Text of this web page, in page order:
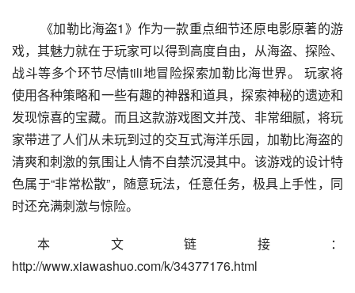
戏，其魅力就在于玩家可以得到高度自由，从海盗、探险、
战斗等多个环节尽情tili地冒险探索加勒比海世界。 玩家将
使用各种策略和一些有趣的神器和道具，探索神秘的遗迹和
发现惊喜的宝藏。而且这款游戏图文并茂、非常细腻，将玩
家带进了人们从未玩到过的交互式海洋乐园，加勒比海盗的
清爽和刺激的氛围让人情不自禁沉浸其中。该游戏的设计特
色属于“非常松散”，随意玩法，任意任务，极具上手性，同
时还充满刺激与惊险。
本文链接：
http://www.xiawashuo.com/k/34377176.html